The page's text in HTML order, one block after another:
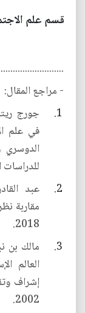
قسم علم
- مراجع المقال:
جورج
في علم
الدوسري
للدراسات
عبد
2018.
مالك بن
العالم
2002.